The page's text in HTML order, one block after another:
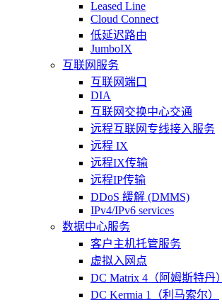
Leased Line
Cloud Connect
低延迟路由
JumboIX
互联网服务
互联网端口
DIA
互联网交换中心交通
远程互联网专线接入服务
远程 IX
远程IX传输
远程IP传输
DDoS 緩解 (DMMS)
IPv4/IPv6 services
数据中心服务
客户主机托管服务
虚拟入网点
DC Matrix 4（阿姆斯特丹）
DC Kermia 1（利马索尔）